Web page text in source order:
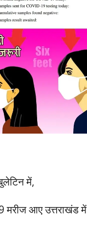
में,
मरीज आए उत्तराखंड में